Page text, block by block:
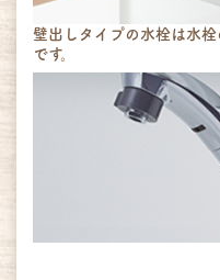
壁出しタイプの水栓は水
です。